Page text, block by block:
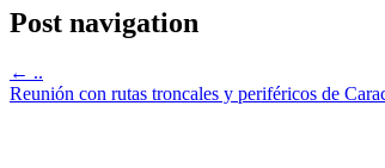
Post navigation
← ..
Reunión con rutas troncales y periféricos de